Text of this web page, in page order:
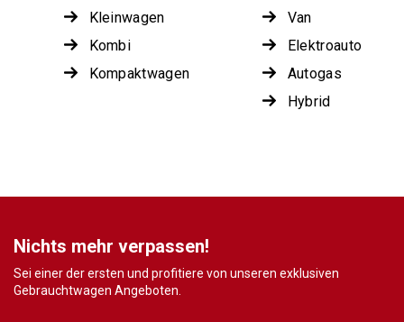
Kleinwagen
Kombi
Kompaktwagen
Van
Elektroauto
Autogas
Hybrid
Nichts mehr verpassen!
Sei einer der ersten und profitiere von unseren exklusiven
Gebrauchtwagen Angeboten.